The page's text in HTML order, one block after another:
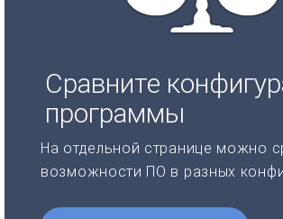
Сравните
программы
На отдельной странице можно
возможности ПО в разных